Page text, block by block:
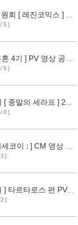
회 [ 레진코믹스 ] 접
/ 5 ]
4기 ] PV 영상 공
/ 5 ]
[ 종말의 세라프 ] 2차
/ 0 ]
코이 : ] CM 영상 공
]
] 타르타로스 편 PV
[32]
]